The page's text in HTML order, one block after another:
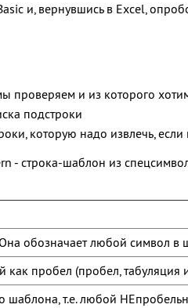
и, вернувшись в Excel,
проверяем и из которого
подстроки
которую надо извлечь,
- строка-шаблон из
обозначает любой символ
пробел (пробел, табуляция
шаблона, т.е. любой